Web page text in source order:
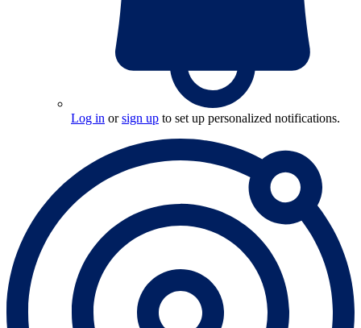
Log in orsign up to set up personalized notifications.